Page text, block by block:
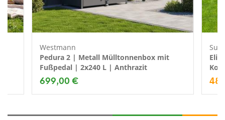
Westmann
Pedura 2 | Metall Mülltonnenbox mit
Fußpedal | 2x240 L | Anthrazit
699,00 €